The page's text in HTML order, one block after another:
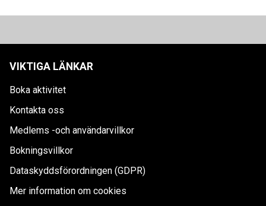
VIKTIGA LÄNKAR
Boka aktivitet
Kontakta oss
Medlems -och användarvillkor
Bokningsvillkor
Dataskyddsförordningen (GDPR)
Mer information om cookies